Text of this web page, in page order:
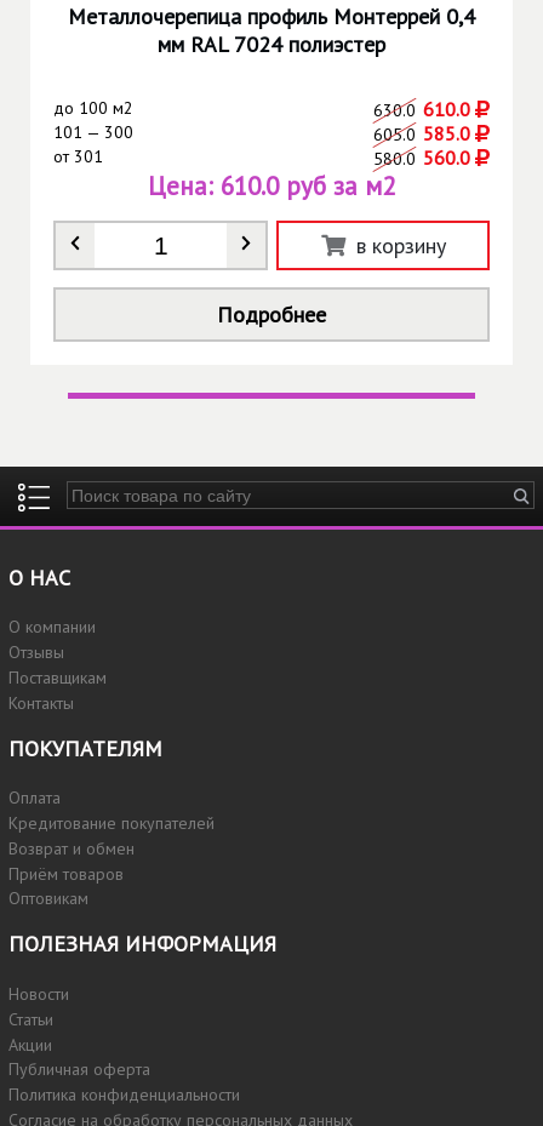
Металлочерепица профиль Монтеррей 0,4
мм RAL 7024 полиэстер
до 100 м2 630.0 610.0
101 — 300 605.0 585.0
от301 580.0 560.0
Количество *
Цена: 610.0 руб за м2
в корзину
Подробнее
Введите ключевые слова для поиска
О НАС
О компании
Отзывы
Поставщикам
Контакты
ПОКУПАТЕЛЯМ
Оплата
Кредитование покупателей
Возврат и обмен
Приём товаров
Оптовикам
ПОЛЕЗНАЯ ИНФОРМАЦИЯ
Новости
Статьи
Акции
Публичная оферта
Политика конфиденциальности
Согласие на обработку персональных данных